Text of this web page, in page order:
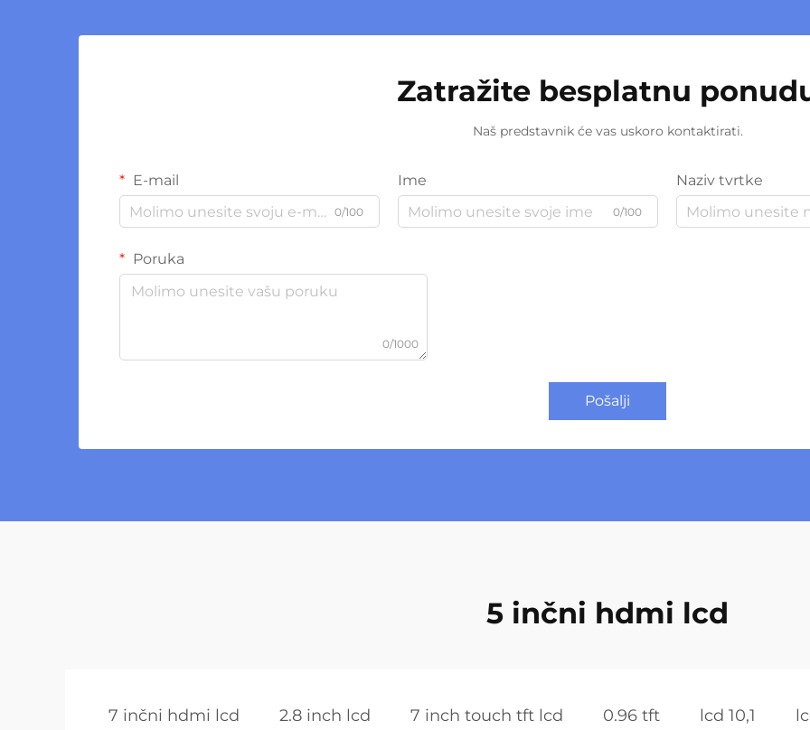
Zatražite besplatnu
Naš predstavnik će vas uskoro kontaktirati.
E-mail
0/100
Ime
0/100
Naziv tvrtke
Poruka
0/1000
Pošalji
5 inčni hdmi lcd
7 inčni hdmi lcd 2.8 inch lcd 7 inch touch tft lcd 0.96 tft lcd 10,1